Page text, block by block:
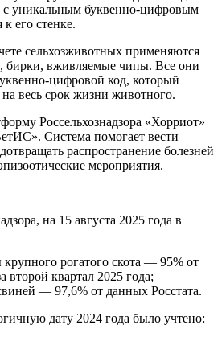
с уникальным буквенно-цифровым
к его стенке.
сельхозживотных применяются
бирки, вживляемые чипы. Все они
цифровой код, который
весь срок жизни животного.
Россельхознадзора «Хорриот»
Система помогает вести
распространение болезней
мероприятия.
на 15 августа 2025 года в
рогатого скота — 95% от
второй квартал 2025 года;
— 97,6% от данных Росстата.
дату 2024 года было учтено: